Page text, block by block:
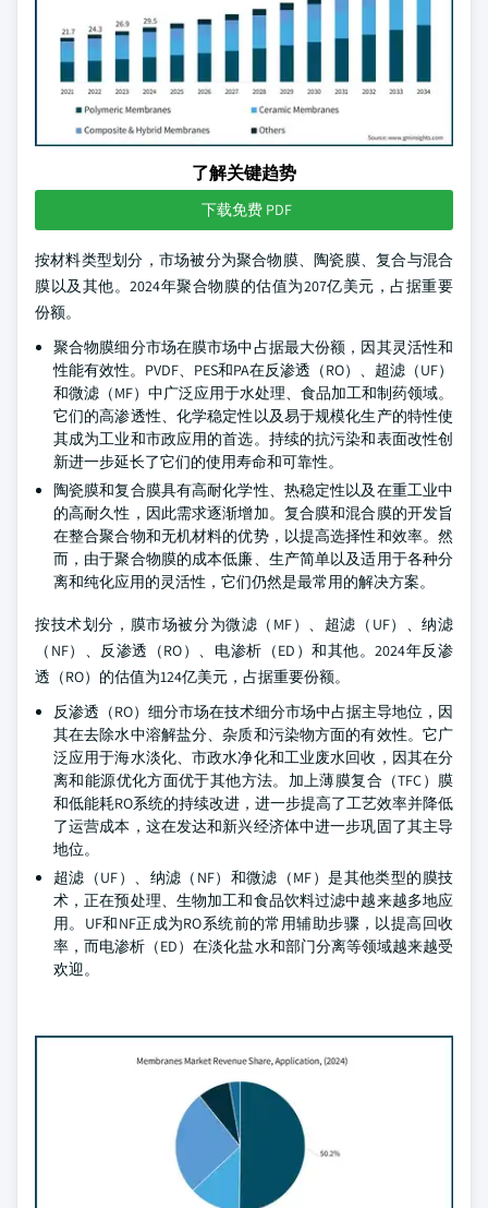
了解关键趋势
下载免费 PDF
按材料类型划分，市场被分为聚合物膜、陶瓷膜、复合与混合
膜以及其他。2024年聚合物膜的估值为207亿美元，占据重要
份额。
聚合物膜细分市场在膜市场中占据最大份额，因其灵活性和
性能有效性。PVDF、PES和PA在反渗透（RO）、超滤（UF）
和微滤（MF）中广泛应用于水处理、食品加工和制药领域。
它们的高渗透性、化学稳定性以及易于规模化生产的特性使
其成为工业和市政应用的首选。持续的抗污染和表面改性创
新进一步延长了它们的使用寿命和可靠性。
陶瓷膜和复合膜具有高耐化学性、热稳定性以及在重工业中
的高耐久性，因此需求逐渐增加。复合膜和混合膜的开发旨
在整合聚合物和无机材料的优势，以提高选择性和效率。然
而，由于聚合物膜的成本低廉、生产简单以及适用于各种分
离和纯化应用的灵活性，它们仍然是最常用的解决方案。
按技术划分，膜市场被分为微滤（MF）、超滤（UF）、纳滤
（NF）、反渗透（RO）、电渗析（ED）和其他。2024年反渗
透（RO）的估值为124亿美元，占据重要份额。
反渗透（RO）细分市场在技术细分市场中占据主导地位，因
其在去除水中溶解盐分、杂质和污染物方面的有效性。它广
泛应用于海水淡化、市政水净化和工业废水回收，因其在分
离和能源优化方面优于其他方法。加上薄膜复合（TFC）膜
和低能耗RO系统的持续改进，进一步提高了工艺效率并降低
了运营成本，这在发达和新兴经济体中进一步巩固了其主导
地位。
超滤（UF）、纳滤（NF）和微滤（MF）是其他类型的膜技
术，正在预处理、生物加工和食品饮料过滤中越来越多地应
用。UF和NF正成为RO系统前的常用辅助步骤，以提高回收
率，而电渗析（ED）在淡化盐水和部门分离等领域越来越受
欢迎。